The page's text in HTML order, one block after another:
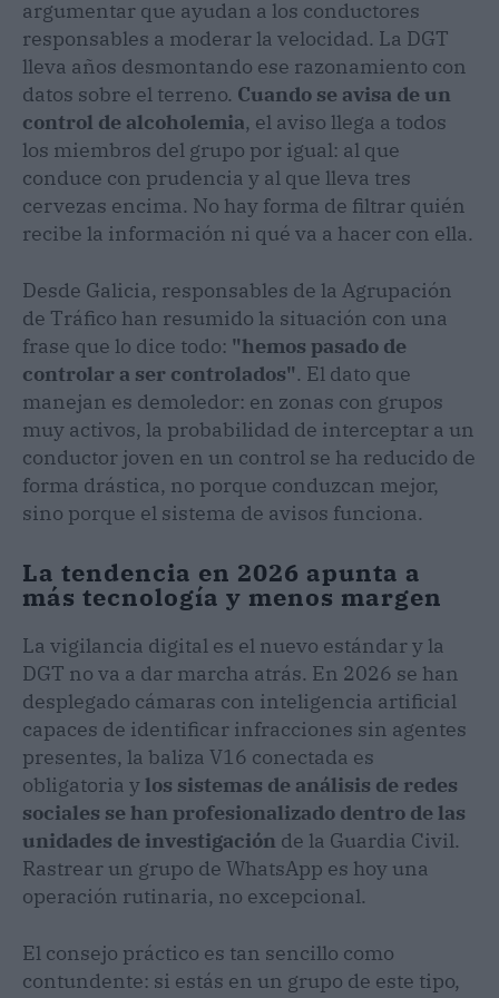
argumentar que ayudan a los conductores
responsables a moderar la velocidad. La DGT
lleva años desmontando ese razonamiento con
datos sobre el terreno. Cuando se avisa de un
control de alcoholemia, el aviso llega a todos
los miembros del grupo por igual: al que
conduce con prudencia y al que lleva tres
cervezas encima. No hay forma de filtrar quién
recibe la información ni qué va a hacer con ella.
Desde Galicia, responsables de la Agrupación
de Tráfico han resumido la situación con una
frase que lo dice todo: "hemos pasado de
controlar a ser controlados". El dato que
manejan es demoledor: en zonas con grupos
muy activos, la probabilidad de interceptar a un
conductor joven en un control se ha reducido de
forma drástica, no porque conduzcan mejor,
sino porque el sistema de avisos funciona.
La tendencia en 2026 apunta a
más tecnología y menos margen
La vigilancia digital es el nuevo estándar y la
DGT no va a dar marcha atrás. En 2026 se han
desplegado cámaras con inteligencia artificial
capaces de identificar infracciones sin agentes
presentes, la baliza V16 conectada es
obligatoria ylos sistemas de análisis de redes
sociales se han profesionalizado dentro de las
unidades de investigación de la Guardia Civil.
Rastrear un grupo de WhatsApp es hoy una
operación rutinaria, no excepcional.
El consejo práctico es tan sencillo como
contundente: si estás en un grupo de este tipo,